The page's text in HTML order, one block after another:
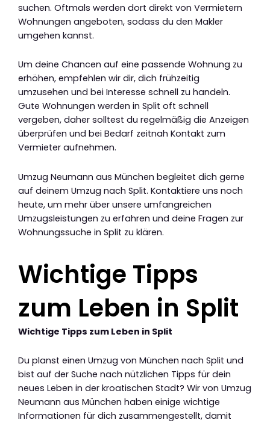
suchen. Oftmals werden dort direkt von Vermietern
Wohnungen angeboten, sodass du den Makler
umgehen kannst.
Um deine Chancen auf eine passende Wohnung zu
erhöhen, empfehlen wir dir, dich frühzeitig
umzusehen und bei Interesse schnell zu handeln.
Gute Wohnungen werden in Split oft schnell
vergeben, daher solltest du regelmäßig die Anzeigen
überprüfen und bei Bedarf zeitnah Kontakt zum
Vermieter aufnehmen.
Umzug Neumann aus München begleitet dich gerne
auf deinem Umzug nach Split. Kontaktiere uns noch
heute, um mehr über unsere umfangreichen
Umzugsleistungen zu erfahren und deine Fragen zur
Wohnungssuche in Split zu klären.
Wichtige Tipps
zum Leben in Split
Wichtige Tipps zum Leben in Split
Du planst einen Umzug von München nach Split und
bist auf der Suche nach nützlichen Tipps für dein
neues Leben in der kroatischen Stadt? Wir von Umzug
Neumann aus München haben einige wichtige
Informationen für dich zusammengestellt, damit